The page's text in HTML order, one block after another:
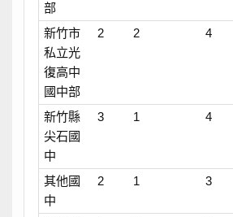
部
新竹市
私立光
復高中
國中部
2 2 4
新竹縣
尖石國
中
3 1 4
其他國
中
2 1 3